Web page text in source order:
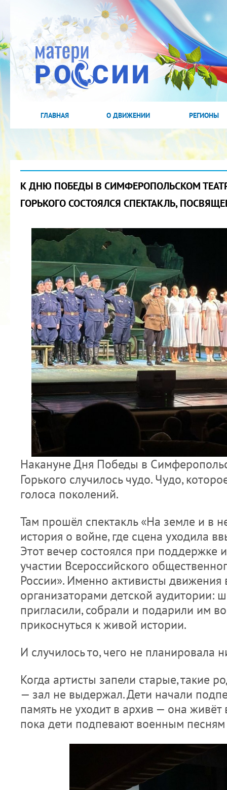
ГЛАВНАЯ О ДВИЖЕНИИ РЕГИОНЫ
К ДНЮ ПОБЕДЫ В СИМФЕРОПОЛЬСКОМ
ГОРЬКОГО СОСТОЯЛСЯ СПЕКТАКЛЬ,
Накануне Дня Победы в
Горького случилось чудо. Чудо,
голоса поколений.
Там прошёл спектакль «На земле и в
история о войне, где сцена уходила
Этот вечер состоялся при поддержке
участии Всероссийского
России». Именно активисты движения
организаторами детской аудитории:
пригласили, собрали и подарили им
прикоснуться к живой истории.
И случилось то, чего не планировала
Когда артисты запели старые, такие
— зал не выдержал. Дети начали
память не уходит в архив — она живёт
пока дети подпевают военным
2022 ГОД ПРОВОЗГЛАШЕН ГОДОМ
МАТЕРИ В ЯКУТИИ
19.12.2021